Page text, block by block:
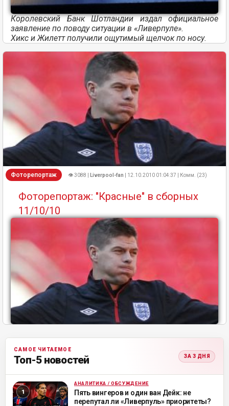
Королевский Банк Шотландии издал официальное
заявление по поводу ситуации в «Ливерпуле».
Хикс и Жилетт получили ощутимый щелчок по носу.
Фоторепортаж 👁 3088 | Liverpool-fan | 12.10.2010 01:04:37 | Комм. (23)
Фоторепортаж: "Красные" в сборных
11/10/10
САМОЕ ЧИТАЕМОЕ
Топ-5 новостей ЗА 3 ДНЯ
ML АНАЛИТИКА / ОБСУЖДЕНИЕ
Пять вингеров и один ван Дейк: не
перепутал ли «Ливерпуль» приоритеты?